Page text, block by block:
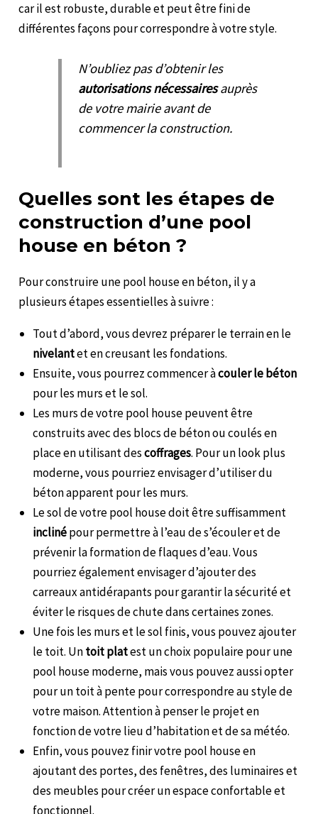
car il est robuste, durable et peut être fini de
différentes façons pour correspondre à votre style.
N’oubliez pas d’obtenir les
autorisations nécessairesauprès
de votre mairie avant de
commencer la construction.
Quelles sont les étapes de
construction d’une pool
house en béton ?
Pour construire une pool house en béton, il y a
plusieurs étapes essentielles à suivre :
Tout d’abord, vous devrez préparer le terrain en le
nivelantet en creusant les fondations.
Ensuite, vous pourrez commencer àcouler le béton
pour les murs et le sol.
Les murs de votre pool house peuvent être
construits avec des blocs de béton ou coulés en
place en utilisant descoffrages. Pour un look plus
moderne, vous pourriez envisager d’utiliser du
béton apparent pour les murs.
Le sol de votre pool house doit être suffisamment
inclinépour permettre à l’eau de s’écouler et de
prévenir la formation de flaques d’eau. Vous
pourriez également envisager d’ajouter des
carreaux antidérapants pour garantir la sécurité et
éviter le risques de chute dans certaines zones.
Une fois les murs et le sol finis, vous pouvez ajouter
le toit. Untoit platest un choix populaire pour une
pool house moderne, mais vous pouvez aussi opter
pour un toit à pente pour correspondre au style de
votre maison. Attention à penser le projet en
fonction de votre lieu d’habitation et de sa météo.
Enfin, vous pouvez finir votre pool house en
ajoutant des portes, des fenêtres, des luminaires et
des meubles pour créer un espace confortable et
fonctionnel.